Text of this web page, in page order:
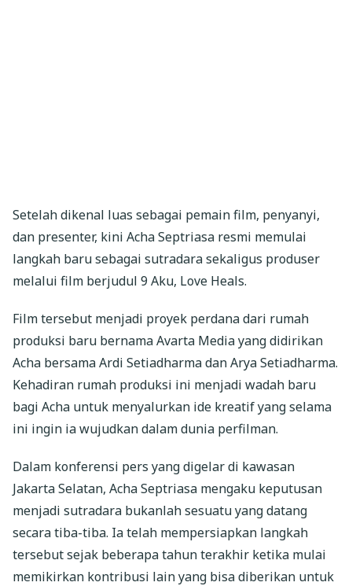
Setelah dikenal luas sebagai pemain film, penyanyi,
dan presenter, kini Acha Septriasa resmi memulai
langkah baru sebagai sutradara sekaligus produser
melalui film berjudul 9 Aku, Love Heals.
Film tersebut menjadi proyek perdana dari rumah
produksi baru bernama Avarta Media yang didirikan
Acha bersama Ardi Setiadharma dan Arya Setiadharma.
Kehadiran rumah produksi ini menjadi wadah baru
bagi Acha untuk menyalurkan ide kreatif yang selama
ini ingin ia wujudkan dalam dunia perfilman.
Dalam konferensi pers yang digelar di kawasan
Jakarta Selatan, Acha Septriasa mengaku keputusan
menjadi sutradara bukanlah sesuatu yang datang
secara tiba-tiba. Ia telah mempersiapkan langkah
tersebut sejak beberapa tahun terakhir ketika mulai
memikirkan kontribusi lain yang bisa diberikan untuk